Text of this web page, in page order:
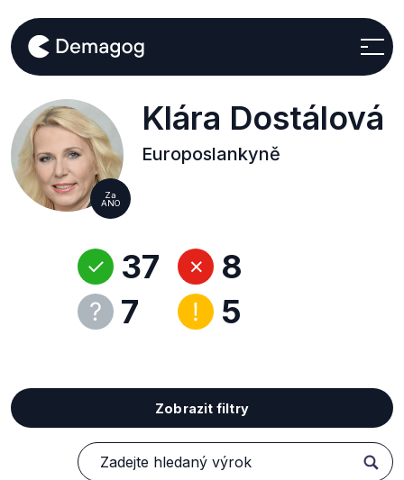
Za
ANO
Klára Dostálová
Europoslankyně
37
7
8
5
Zobrazit filtry